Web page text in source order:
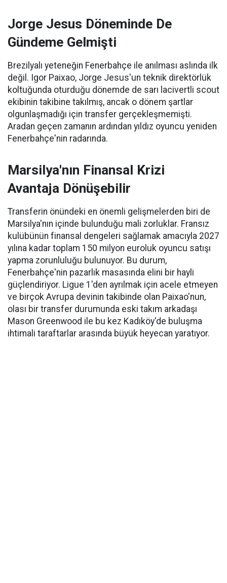
Jorge Jesus Döneminde De
Gündeme Gelmişti
Brezilyalı yeteneğin Fenerbahçe ile anılması aslında ilk
değil. Igor Paixao, Jorge Jesus'un teknik direktörlük
koltuğunda oturduğu dönemde de sarı lacivertli scout
ekibinin takibine takılmış, ancak o dönem şartlar
olgunlaşmadığı için transfer gerçekleşmemişti.
Aradan geçen zamanın ardından yıldız oyuncu yeniden
Fenerbahçe'nin radarında.
Marsilya'nın Finansal Krizi
Avantaja Dönüşebilir
Transferin önündeki en önemli gelişmelerden biri de
Marsilya'nın içinde bulunduğu mali zorluklar. Fransız
kulübünün finansal dengeleri sağlamak amacıyla 2027
yılına kadar toplam 150 milyon euroluk oyuncu satışı
yapma zorunluluğu bulunuyor. Bu durum,
Fenerbahçe'nin pazarlık masasında elini bir hayli
güçlendiriyor. Ligue 1'den ayrılmak için acele etmeyen
ve birçok Avrupa devinin takibinde olan Paixao'nun,
olası bir transfer durumunda eski takım arkadaşı
Mason Greenwood ile bu kez Kadıköy'de buluşma
ihtimali taraftarlar arasında büyük heyecan yaratıyor.